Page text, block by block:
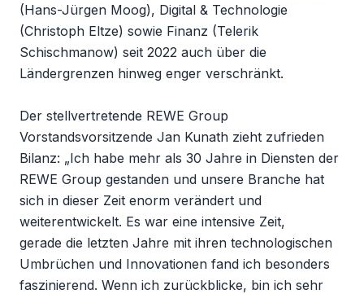
(Hans-Jürgen Moog), Digital & Technologie
(Christoph Eltze) sowie Finanz (Telerik
Schischmanow) seit 2022 auch über die
Ländergrenzen hinweg enger verschränkt.
Der stellvertretende REWE Group
Vorstandsvorsitzende Jan Kunath zieht zufrieden
Bilanz: „Ich habe mehr als 30 Jahre in Diensten der
REWE Group gestanden und unsere Branche hat
sich in dieser Zeit enorm verändert und
weiterentwickelt. Es war eine intensive Zeit,
gerade die letzten Jahre mit ihren technologischen
Umbrüchen und Innovationen fand ich besonders
faszinierend. Wenn ich zurückblicke, bin ich sehr